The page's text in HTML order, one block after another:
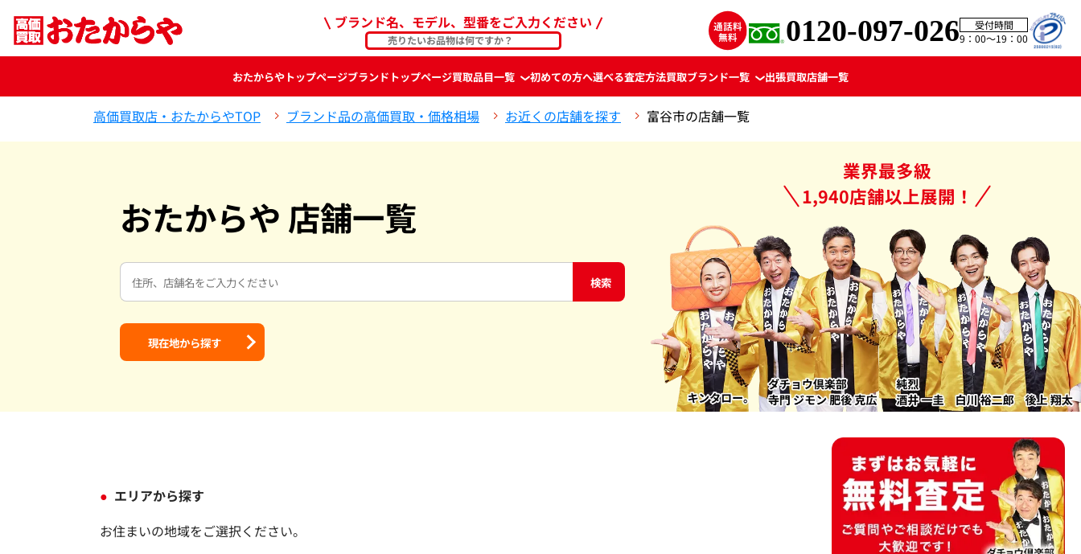
ブランド名、モデル、型番をご入力ください 0120-097-026
受付時間
9：00〜19：00
おたからやトップページブランド トップページ買取品目一覧 初めての方へ選べる査定方法買取ブランド一覧 出張買取店舗一覧
高価買取店・おたからやTOP ブランド品の高価買取・価格相場 お近くの店舗を探す 富谷市の店舗一覧
おたからや 店舗一覧
検索
現在地から探す
業界最多級
1,940店舗以上展開！
エリアから探す
お住まいの地域をご選択ください。